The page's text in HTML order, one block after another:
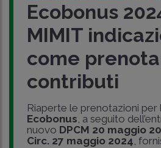
Ecobonus
MIMIT
come
contributi
Riaperte le prenotazioni per
Ecobonus, a seguito
nuovo DPCM 20 maggio
Circ. 27 maggio 2024,